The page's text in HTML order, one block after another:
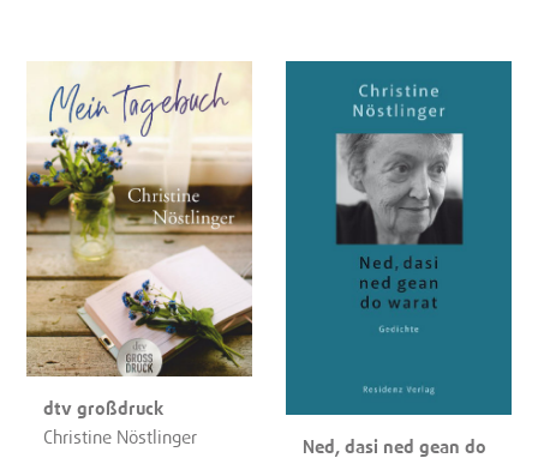
dtv großdruck
Christine Nöstlinger
Ned, dasi ned gean do